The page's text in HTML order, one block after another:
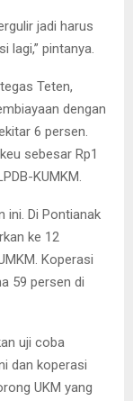
jadi harus
lagi,” pintanya.
Teten,
dengan
6 persen.
sebesar Rp1
KUMKM.
ini. Di Pontianak
ke 12
Koperasi
59 persen di
uji coba
dan koperasi
UKM yang